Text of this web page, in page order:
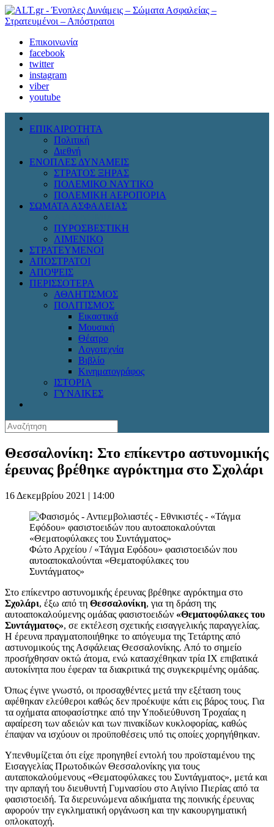
Επικοινωνία
facebook
twitter
instagram
viber
youtube
ΕΠΙΚΑΙΡΟΤΗΤΑ
Πολιτική
Διεθνή
ΕΝΟΠΛΕΣ ΔΥΝΑΜΕΙΣ
ΣΤΡΑΤΟΣ ΞΗΡΑΣ
ΠΟΛΕΜΙΚΟ ΝΑΥΤΙΚΟ
ΠΟΛΕΜΙΚΗ ΑΕΡΟΠΟΡΙΑ
ΣΩΜΑΤΑ ΑΣΦΑΛΕΙΑΣ
ΠΥΡΟΣΒΕΣΤΙΚΗ
ΛΙΜΕΝΙΚΟ
ΣΤΡΑΤΕΥΜΕΝΟΙ
ΑΠΟΣΤΡΑΤΟΙ
ΑΠΟΨΕΙΣ
ΠΕΡΙΣΣΟΤΕΡΑ
ΑΘΛΗΤΙΣΜΟΣ
ΠΟΛΙΤΙΣΜΟΣ
Εικαστικά
Μουσική
Θέατρο
Λογοτεχνία
Βιβλίο
Κινηματογράφος
ΙΣΤΟΡΙΑ
ΓΥΝΑΙΚΕΣ
Θεσσαλονίκη: Στο επίκεντρο αστυνομικής
έρευνας βρέθηκε αγρόκτημα στο Σχολάρι
16 Δεκεμβρίου 2021 | 14:00
Φώτο Αρχείου / «Τάγμα Εφόδου» φασιστοειδών που
αυτοαποκαλούνται «Θεματοφύλακες του
Συντάγματος»
Στο επίκεντρο αστυνομικής έρευνας βρέθηκε αγρόκτημα στο
Σχολάρι, έξω από τη Θεσσαλονίκη, για τη δράση της
αυτοαποκαλούμενης ομάδας φασιστοειδών «Θεματοφύλακες του
Συντάγματος», σε εκτέλεση σχετικής εισαγγελικής παραγγελίας.
Η έρευνα πραγματοποιήθηκε το απόγευμα της Τετάρτης από
αστυνομικούς της Ασφάλειας Θεσσαλονίκης. Από το σημείο
προσήχθησαν οκτώ άτομα, ενώ κατασχέθηκαν τρία ΙΧ επιβατικά
αυτοκίνητα που έφεραν τα διακριτικά της συγκεκριμένης ομάδας.
Όπως έγινε γνωστό, οι προσαχθέντες μετά την εξέταση τους
αφέθηκαν ελεύθεροι καθώς δεν προέκυψε κάτι εις βάρος τους. Για
τα οχήματα αποφασίστηκε από την Υποδιεύθυνση Τροχαίας η
αφαίρεση των αδειών και των πινακίδων κυκλοφορίας, καθώς
έπαψαν να ισχύουν οι προϋποθέσεις υπό τις οποίες χορηγήθηκαν.
Υπενθυμίζεται ότι είχε προηγηθεί εντολή του προϊσταμένου της
Εισαγγελίας Πρωτοδικών Θεσσαλονίκης για τους
αυταποκαλούμενους «Θεματοφύλακες του Συντάγματος», μετά και
την αρπαγή του διευθυντή Γυμνασίου στο Αιγίνιο Πιερίας από τα
φασιστοειδή. Τα διερευνώμενα αδικήματα της ποινικής έρευνας
αφορούν την εγκληματική οργάνωση και την κακουργηματική
οπλοκατοχή.